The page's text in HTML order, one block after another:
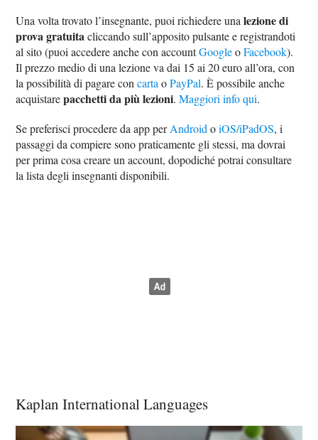
Una volta trovato l’insegnante, puoi richiedere unalezione di
prova gratuitacliccando sull’apposito pulsante e registrandoti
al sito (puoi accedere anche con accountGoogleoFacebook).
Il prezzo medio di una lezione va dai 15 ai 20 euro all’ora, con
la possibilità di pagare concarta oPayPal. È possibile anche
acquistarepacchetti da più lezioni.Maggiori info qui.
Se preferisci procedere da app perAndroid oiOS/iPadOS, i
passaggi da compiere sono praticamente gli stessi, ma dovrai
per prima cosa creare un account, dopodiché potrai consultare
la lista degli insegnanti disponibili.
Kaplan International Languages